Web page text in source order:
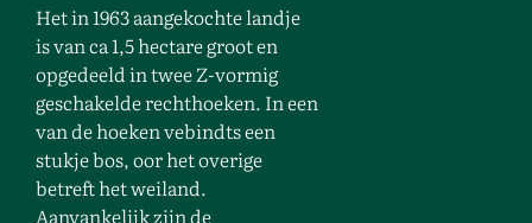
Het in 1963 aangekochte landje
is van ca 1,5 hectare groot en
opgedeeld in twee Z-vormig
geschakelde rechthoeken. In een
van de hoeken vebindts een
stukje bos, oor het overige
betreft het weiland.
Aanvankelijk zijn de